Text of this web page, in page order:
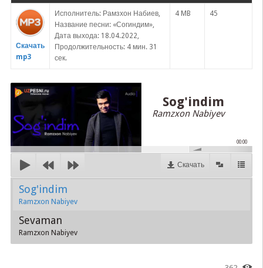
Скачать
mp3
Исполнитель: Рамзхон Набиев,
Название песни: «Согиндим»,
Дата выхода: 18.04.2022,
Продолжительность: 4 мин. 31
сек.
4 MB 45
Sog'indim
Ramzxon Nabiyev
00:00
Скачать
Sog'indim
Ramzxon Nabiyev
Sevaman
Ramzxon Nabiyev